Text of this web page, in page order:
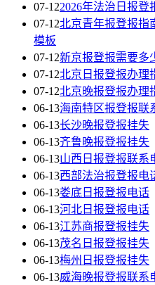
07-122026年法治日报登
07-12北京青年报登报指
模板
07-12新京报登报需要多
07-12北京日报登报办理
07-12北京晚报登报办理
06-13海南特区报登报联
06-13长沙晚报登报挂失
06-13齐鲁晚报登报挂失
06-13山西日报登报联系
06-13西部法治报登报电
06-13娄底日报登报电话
06-13河北日报登报电话
06-13江苏商报登报挂失
06-13茂名日报登报挂失
06-13梅州日报登报挂失
06-13威海晚报登报联系